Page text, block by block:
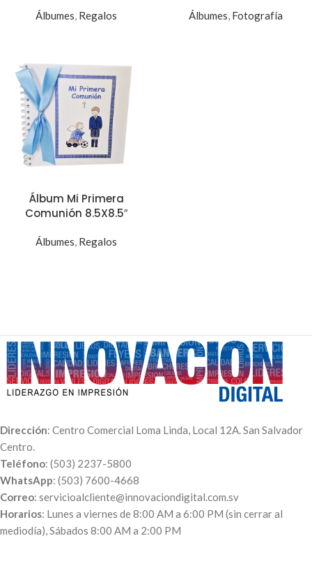
Álbumes, Regalos Álbumes, Fotografía
Álbum Mi Primera
Comunión 8.5X8.5″
Álbumes, Regalos
Dirección: Centro Comercial Loma Linda, Local 12A. San Salvador
Centro.
Teléfono: (503) 2237-5800
WhatsApp: (503) 7600-4668
Correo: servicioalcliente@innovaciondigital.com.sv
Horarios: Lunes a viernes de 8:00 AM a 6:00 PM (sin cerrar al
mediodía), Sábados 8:00 AM a 2:00 PM